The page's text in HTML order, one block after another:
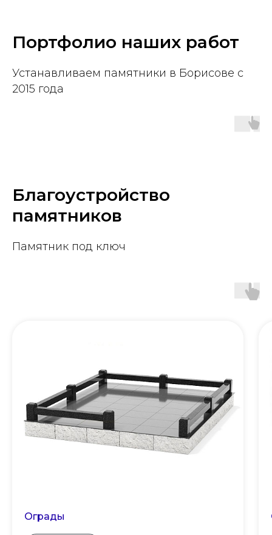
Портфолио наших работ
Устанавливаем памятники в Борисове с
2015 года
Благоустройство
памятников
Памятник под ключ
Ограды